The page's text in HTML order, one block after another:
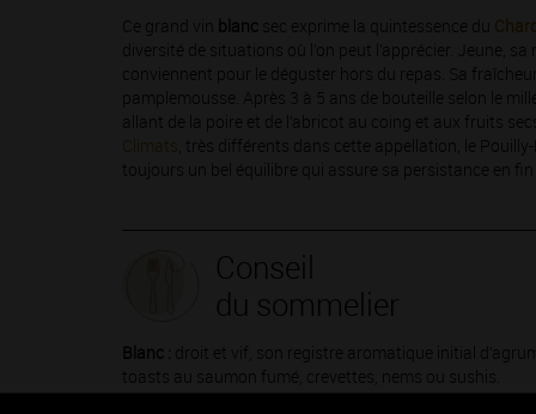
Ce grand vin blanc sec exprime la quintessence du
diversité de situations où l’on peut l’apprécier. Jeune,
conviennent pour le déguster hors du repas. Sa
pamplemousse. Après 3 à 5 ans de bouteille selon le
allant de la poire et de l’abricot au coing et aux fruits
Climats , très différents dans cette appellation, le
toujours un bel équilibre qui assure sa persistance en
Conseil
du sommelier
Blanc : droit et vif, son registre aromatique initial
toasts au saumon fumé, crevettes, nems ou sushis.